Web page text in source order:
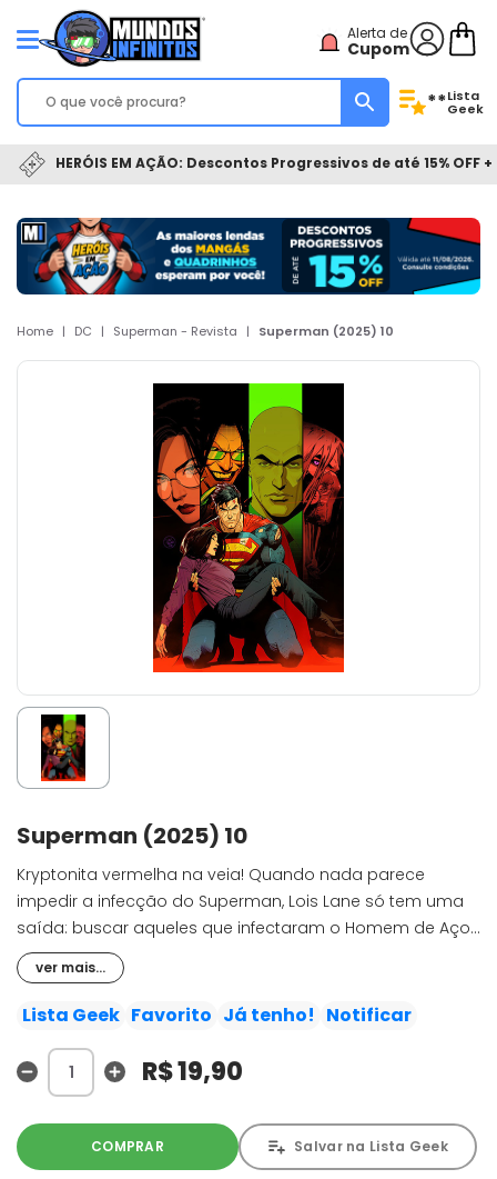
Alerta de
Cupom
**Lista
Geek
HERÓIS EM AÇÃO: Descontos Progressivos de até 15% OFF
Home | DC | Superman - Revista | Superman (2025) 10
Superman (2025) 10
Kryptonita vermelha na veia! Quando nada parece
impedir a infecção do Superman, Lois Lane só tem uma
saída: buscar aqueles que infectaram o Homem de Aço.
No desenrolar desse conflito, a relação entre Lex Luthor e
Superman pode ser abalada para sempre.
ver mais...
Lista Geek Favorito Já tenho! Notificar
R$ 19,90
COMPRAR Salvar na Lista Geek